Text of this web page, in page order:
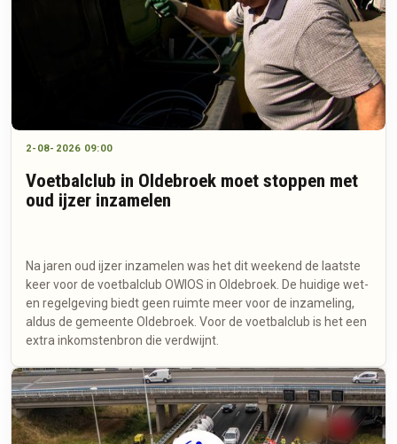
2-08-2026 09:00
Voetbalclub in Oldebroek moet stoppen met
oud ijzer inzamelen
Na jaren oud ijzer inzamelen was het dit weekend de laatste
keer voor de voetbalclub OWIOS in Oldebroek. De huidige wet-
en regelgeving biedt geen ruimte meer voor de inzameling,
aldus de gemeente Oldebroek. Voor de voetbalclub is het een
extra inkomstenbron die verdwijnt.